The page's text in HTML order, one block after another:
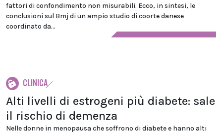
fattori di confondimento non misurabili. Ecco, in sintesi, le
conclusioni sul Bmj di un ampio studio di coorte danese
coordinato da...
CLINICA
Alti livelli di estrogeni più diabete: sale
il rischio di demenza
Nelle donne in menopausa che soffrono di diabete e hanno alti